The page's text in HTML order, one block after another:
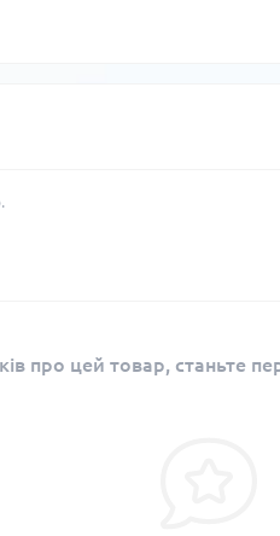
про цей товар, станьте